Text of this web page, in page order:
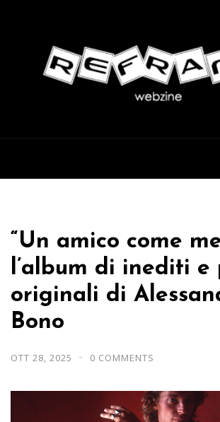
“Un amico come
l’album di inediti e
originali di
Bono
OTT 28, 2025 0 COMMENTS